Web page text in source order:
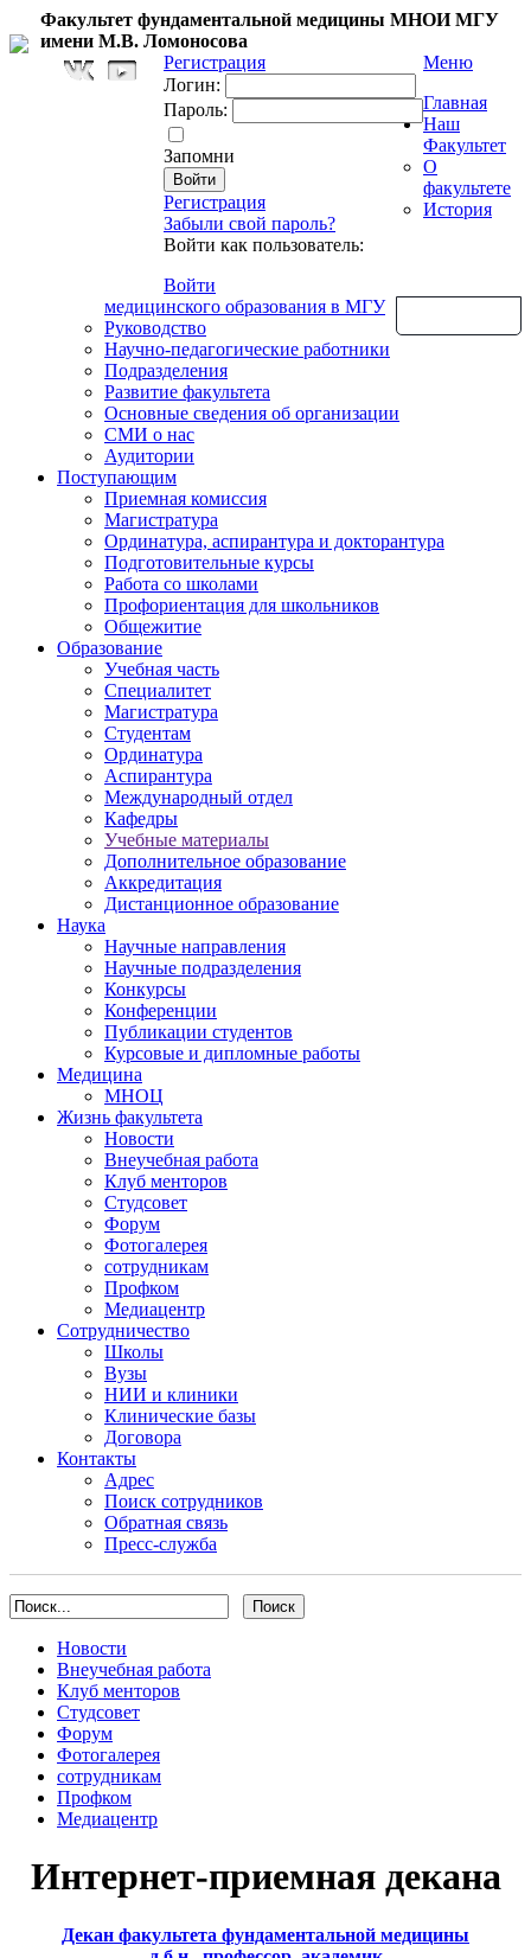
Факультет фундаментальной медицины МНОИ МГУ
имени М.В. Ломоносова
Регистрация
Логин:
Пароль:
Запомни
Регистрация
Забыли свой пароль?
Войти как пользователь:
Войти
Меню
Главная
Наш
Факультет
О
факультете
История
медицинского образования в МГУ
Руководство
Научно-педагогические работники
Подразделения
Развитие факультета
Основные сведения об организации
СМИ о нас
Аудитории
Поступающим
Приемная комиссия
Магистратура
Ординатура, аспирантура и докторантура
Подготовительные курсы
Работа со школами
Профориентация для школьников
Общежитие
Образование
Учебная часть
Специалитет
Магистратура
Студентам
Ординатура
Аспирантура
Международный отдел
Кафедры
Учебные материалы
Дополнительное образование
Аккредитация
Дистанционное образование
Наука
Научные направления
Научные подразделения
Конкурсы
Конференции
Публикации студентов
Курсовые и дипломные работы
Медицина
МНОЦ
Жизнь факультета
Новости
Внеучебная работа
Клуб менторов
Студсовет
Форум
Фотогалерея
сотрудникам
Профком
Медиацентр
Сотрудничество
Школы
Вузы
НИИ и клиники
Клинические базы
Договора
Контакты
Адрес
Поиск сотрудников
Обратная связь
Пресс-служба
Новости
Внеучебная работа
Клуб менторов
Студсовет
Форум
Фотогалерея
сотрудникам
Профком
Медиацентр
Интернет-приемная декана
Декан факультета фундаментальной медицины